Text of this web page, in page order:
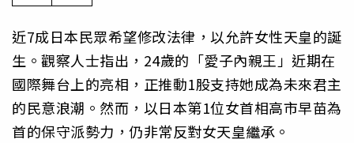
近7成日本民眾希望修改法律，以允許女性天皇的誕
生。觀察人士指出，24歲的「愛子內親王」近期在
國際舞台上的亮相，正推動1股支持她成為未來君主
的民意浪潮。然而，以日本第1位女首相高市早苗為
首的保守派勢力，仍非常反對女天皇繼承。